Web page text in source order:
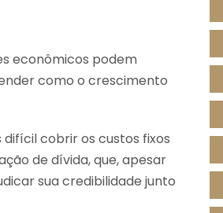
econômicos podem
como o crescimento
cobrir os custos fixos
de dívida, que, apesar
sua credibilidade junto